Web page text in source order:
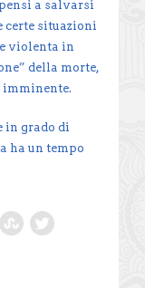
a salvarsi
certe situazioni
violenta in
della morte,
in grado di
ha un tempo